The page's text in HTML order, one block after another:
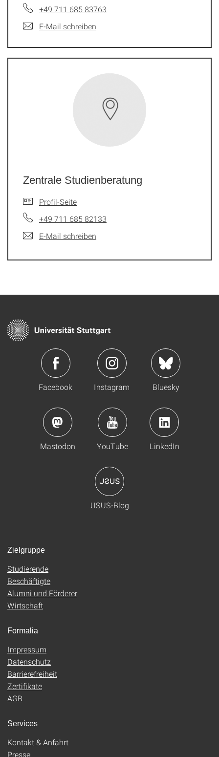
+49 711 685 83763
E-Mail schreiben
Zentrale Studienberatung
Profil-Seite
+49 711 685 82133
E-Mail schreiben
Facebook Instagram Bluesky
Mastodon YouTube LinkedIn
USUS-Blog
Zielgruppe
Studierende
Beschäftigte
Alumni und Förderer
Wirtschaft
Formalia
Impressum
Datenschutz
Barrierefreiheit
Zertifikate
AGB
Services
Kontakt & Anfahrt
Presse